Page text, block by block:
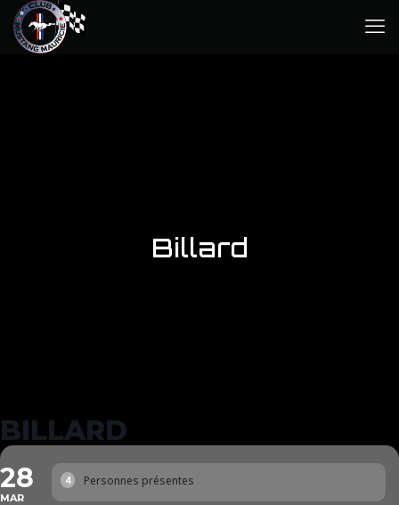
Billard
BILLARD
28
MAR
4 Personnes présentes